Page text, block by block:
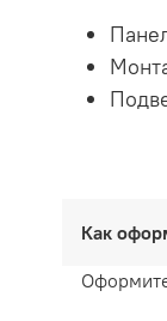
Как